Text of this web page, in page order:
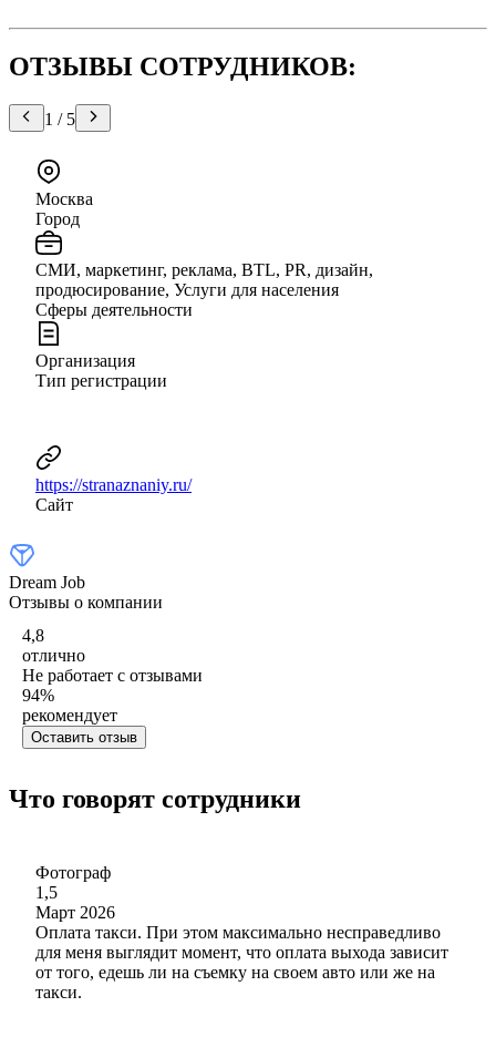
ОТЗЫВЫ СОТРУДНИКОВ:
1 / 5
Москва
Город
СМИ, маркетинг, реклама, BTL, PR, дизайн,
продюсирование, Услуги для населения
Сферы деятельности
Организация
Тип регистрации
https://stranaznaniy.ru/
Сайт
Dream Job
Отзывы о компании
4,8
отлично
Не работает с отзывами
94%
рекомендует
Оставить отзыв
Что говорят сотрудники
Фотограф
1,5
Март 2026
Оплата такси. При этом максимально несправедливо
для меня выглядит момент, что оплата выхода зависит
от того, едешь ли на съемку на своем авто или же на
такси.